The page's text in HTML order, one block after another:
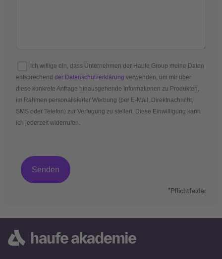
Ich willige ein, dass Unternehmen der Haufe Group meine Daten
entsprechend der Datenschutzerklärung verwenden, um mir über
diese konkrete Anfrage hinausgehende Informationen zu Produkten,
im Rahmen personalisierter Werbung (per E-Mail, Direktnachricht,
SMS oder Telefon) zur Verfügung zu stellen. Diese Einwilligung kann
ich jederzeit widerrufen.
*Pflichtfelder